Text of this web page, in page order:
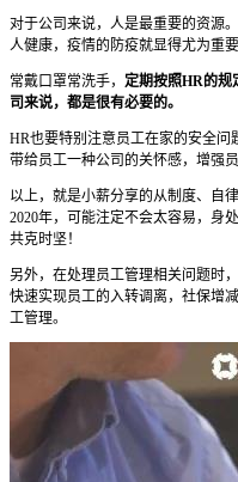
对于公司来说，人是最重要的资源
人健康，疫情的防疫就显得尤为重要
常戴口罩常洗手， 定期按照HR的规
司来说，都是很有必要的。
HR也要特别注意员工在家的安全
带给员工一种公司的关怀感，增强
以上，就是小薪分享的从制度、自
2020年，可能注定不会太容易，身
共克时坚！
另外，在处理员工管理相关问题时
快速实现员工的入转调离，社保增
工管理。